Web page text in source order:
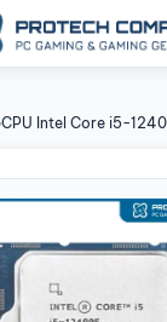
CPU Intel Core i5-